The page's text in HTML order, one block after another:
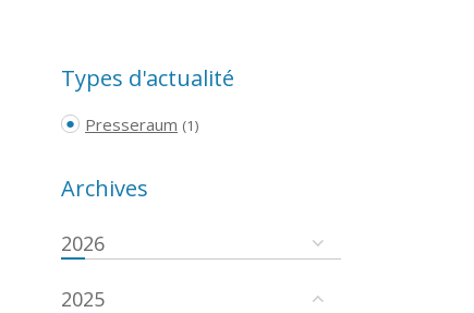
Types d'actualité
Presseraum (1)
Archives
2026
2025